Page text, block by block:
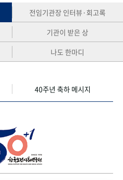
전임기관장 인터뷰·회고록
기관이 받은 상
나도 한마디
40주년 축하 메시지